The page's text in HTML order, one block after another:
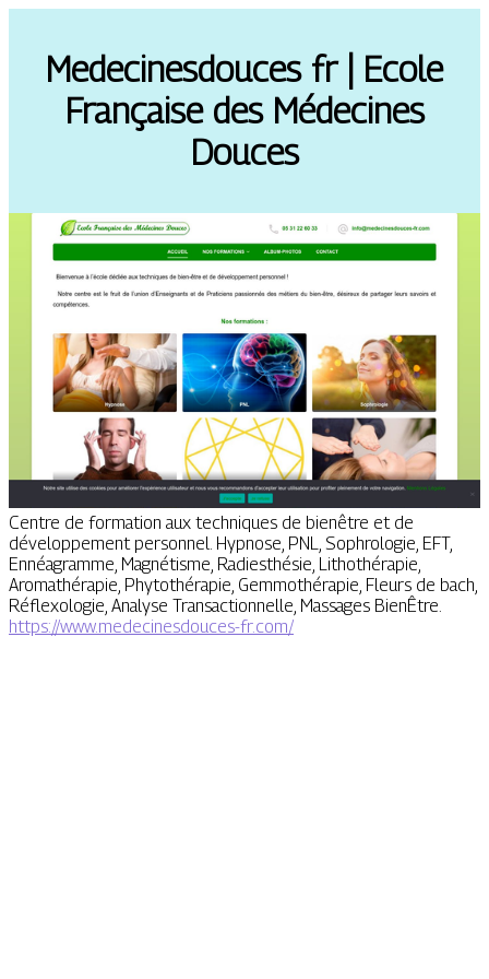
Medecines­dou­ces fr | Ecole
Française des Médecines
Douces
Centre de formation aux techniques de bienêtre et de
développement personnel. Hypnose, PNL, Sophrologie, EFT,
Ennéagramme, Magnétisme, Radiesthésie, Lithothérapie,
Aromathérapie, Phytothérapie, Gemmothérapie, Fleurs de bach,
Réflexologie, Analyse Transactionnelle, Massages BienÊtre.
https://www.medecinesdouces-fr.com/